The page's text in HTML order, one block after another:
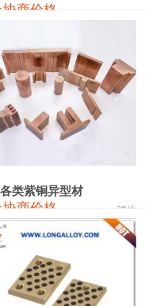
113,970
114,200 400
109,860
26,400 100
100
24,400
协商价格
类紫铜异型材
协商价格 骏达